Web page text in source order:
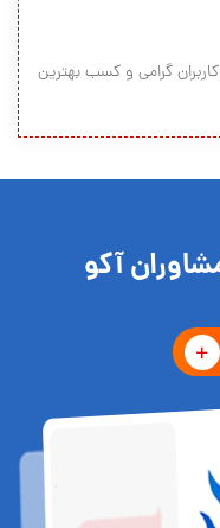
گرامی و کسب بهترین
آکو